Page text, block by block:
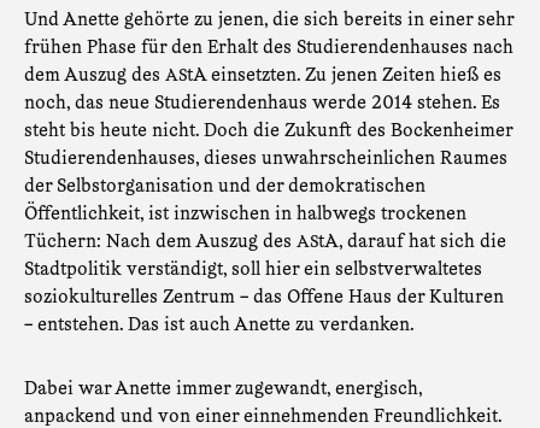
Und Anette gehörte zu jenen, die sich bereits in einer sehr
frühen Phase für den Erhalt des Studierendenhauses nach
dem Auszug des AStA einsetzten. Zu jenen Zeiten hieß es
noch, das neue Studierendenhaus werde 2014 stehen. Es
steht bis heute nicht. Doch die Zukunft des Bockenheimer
Studierendenhauses, dieses unwahrscheinlichen Raumes
der Selbstorganisation und der demokratischen
Öffentlichkeit, ist inzwischen in halbwegs trockenen
Tüchern: Nach dem Auszug des AStA, darauf hat sich die
Stadtpolitik verständigt, soll hier ein selbstverwaltetes
soziokulturelles Zentrum – das Offene Haus der Kulturen
– entstehen. Das ist auch Anette zu verdanken.
Dabei war Anette immer zugewandt, energisch,
anpackend und von einer einnehmenden Freundlichkeit.